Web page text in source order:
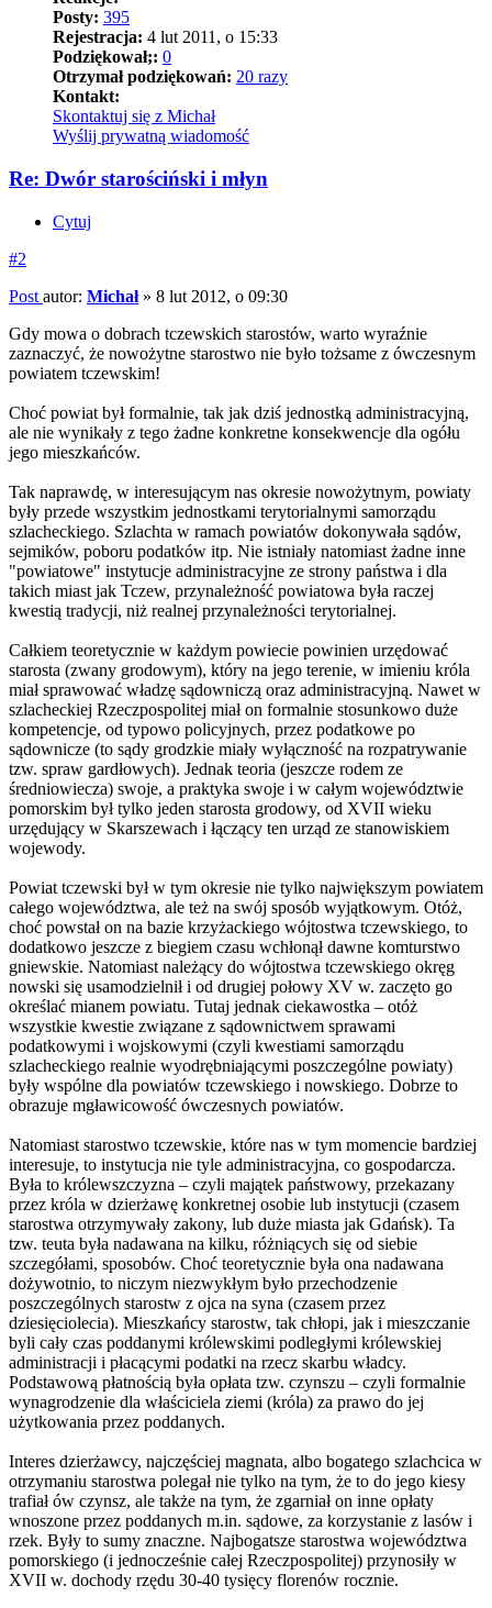
Posty: 395
Rejestracja: 4 lut 2011, o 15:33
Podziękował;: 0
Otrzymał podziękowań: 20 razy
Kontakt:
Skontaktuj się z Michał
Wyślij prywatną wiadomość
Re: Dwór starościński i młyn
Cytuj
#2
Post autor: Michał» 8 lut 2012, o 09:30
Gdy mowa o dobrach tczewskich starostów, warto wyraźnie
zaznaczyć, że nowożytne starostwo nie było tożsame z ówczesnym
powiatem tczewskim!
Choć powiat był formalnie, tak jak dziś jednostką administracyjną,
ale nie wynikały z tego żadne konkretne konsekwencje dla ogółu
jego mieszkańców.
Tak naprawdę, w interesującym nas okresie nowożytnym, powiaty
były przede wszystkim jednostkami terytorialnymi samorządu
szlacheckiego. Szlachta w ramach powiatów dokonywała sądów,
sejmików, poboru podatków itp. Nie istniały natomiast żadne inne
"powiatowe" instytucje administracyjne ze strony państwa i dla
takich miast jak Tczew, przynależność powiatowa była raczej
kwestią tradycji, niż realnej przynależności terytorialnej.
Całkiem teoretycznie w każdym powiecie powinien urzędować
starosta (zwany grodowym), który na jego terenie, w imieniu króla
miał sprawować władzę sądowniczą oraz administracyjną. Nawet w
szlacheckiej Rzeczpospolitej miał on formalnie stosunkowo duże
kompetencje, od typowo policyjnych, przez podatkowe po
sądownicze (to sądy grodzkie miały wyłączność na rozpatrywanie
tzw. spraw gardłowych). Jednak teoria (jeszcze rodem ze
średniowiecza) swoje, a praktyka swoje i w całym województwie
pomorskim był tylko jeden starosta grodowy, od XVII wieku
urzędujący w Skarszewach i łączący ten urząd ze stanowiskiem
wojewody.
Powiat tczewski był w tym okresie nie tylko największym powiatem
całego województwa, ale też na swój sposób wyjątkowym. Otóż,
choć powstał on na bazie krzyżackiego wójtostwa tczewskiego, to
dodatkowo jeszcze z biegiem czasu wchłonął dawne komturstwo
gniewskie. Natomiast należący do wójtostwa tczewskiego okręg
nowski się usamodzielnił i od drugiej połowy XV w. zaczęto go
określać mianem powiatu. Tutaj jednak ciekawostka – otóż
wszystkie kwestie związane z sądownictwem sprawami
podatkowymi i wojskowymi (czyli kwestiami samorządu
szlacheckiego realnie wyodrębniającymi poszczególne powiaty)
były wspólne dla powiatów tczewskiego i nowskiego. Dobrze to
obrazuje mgławicowość ówczesnych powiatów.
Natomiast starostwo tczewskie, które nas w tym momencie bardziej
interesuje, to instytucja nie tyle administracyjna, co gospodarcza.
Była to królewszczyzna – czyli majątek państwowy, przekazany
przez króla w dzierżawę konkretnej osobie lub instytucji (czasem
starostwa otrzymywały zakony, lub duże miasta jak Gdańsk). Ta
tzw. teuta była nadawana na kilku, różniących się od siebie
szczegółami, sposobów. Choć teoretycznie była ona nadawana
dożywotnio, to niczym niezwykłym było przechodzenie
poszczególnych starostw z ojca na syna (czasem przez
dziesięciolecia). Mieszkańcy starostw, tak chłopi, jak i mieszczanie
byli cały czas poddanymi królewskimi podległymi królewskiej
administracji i płacącymi podatki na rzecz skarbu władcy.
Podstawową płatnością była opłata tzw. czynszu – czyli formalnie
wynagrodzenie dla właściciela ziemi (króla) za prawo do jej
użytkowania przez poddanych.
Interes dzierżawcy, najczęściej magnata, albo bogatego szlachcica w
otrzymaniu starostwa polegał nie tylko na tym, że to do jego kiesy
trafiał ów czynsz, ale także na tym, że zgarniał on inne opłaty
wnoszone przez poddanych m.in. sądowe, za korzystanie z lasów i
rzek. Były to sumy znaczne. Najbogatsze starostwa województwa
pomorskiego (i jednocześnie całej Rzeczpospolitej) przynosiły w
XVII w. dochody rzędu 30-40 tysięcy florenów rocznie.